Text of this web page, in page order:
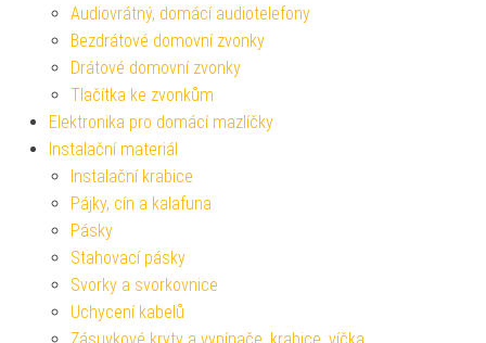
Audiovrátný, domácí audiotelefony
Bezdrátové domovní zvonky
Drátové domovní zvonky
Tlačítka ke zvonkům
Elektronika pro domácí mazlíčky
Instalační materiál
Instalační krabice
Pájky, cín a kalafuna
Pásky
Stahovací pásky
Svorky a svorkovnice
Uchycení kabelů